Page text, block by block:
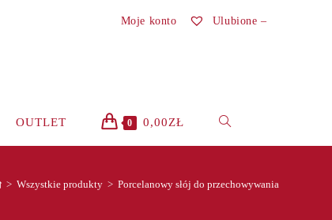
Moje konto Ulubione –
OUTLET 0 0,00ZŁ TOGGLE
> Wszystkie produkty > Porcelanowy słój do przechowywania